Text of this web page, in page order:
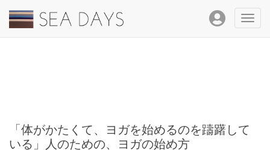
「体がかたくて、ヨガを始めるのを躊躇して
いる」人のための、ヨガの始め方